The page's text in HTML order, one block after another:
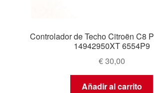
Controlador de Techo Citroën C8
14942950XT 6554P9
€30,00
Añadir al carrito